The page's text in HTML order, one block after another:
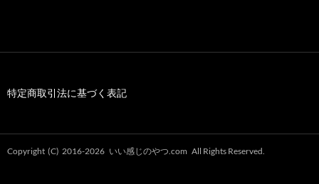
特定商取引法に基づく表記
Copyright (C) 2016-2026 いい感じのやつ.com All Rights Reserved.